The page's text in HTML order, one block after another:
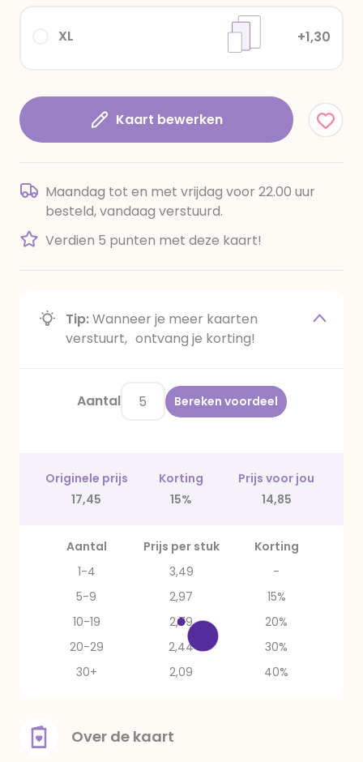
XL +1,30
Kaart bewerken
Maandag tot en met vrijdag voor 22.00 uur
besteld, vandaag verstuurd.
Verdien 5 punten met deze kaart!
Tip:Wanneer je meer kaarten
verstuurt, ontvang je korting!
Aantal Bereken voordeel
Originele prijs Korting
Prijs voor jou
17,45
15% 14,85
Aantal Prijs per stuk
Korting
1-4
3,49
-
5-9
2,97
15%
10-19
2,79
20%
20-29
2,44
30%
30+
2,09 40%
Over de kaart